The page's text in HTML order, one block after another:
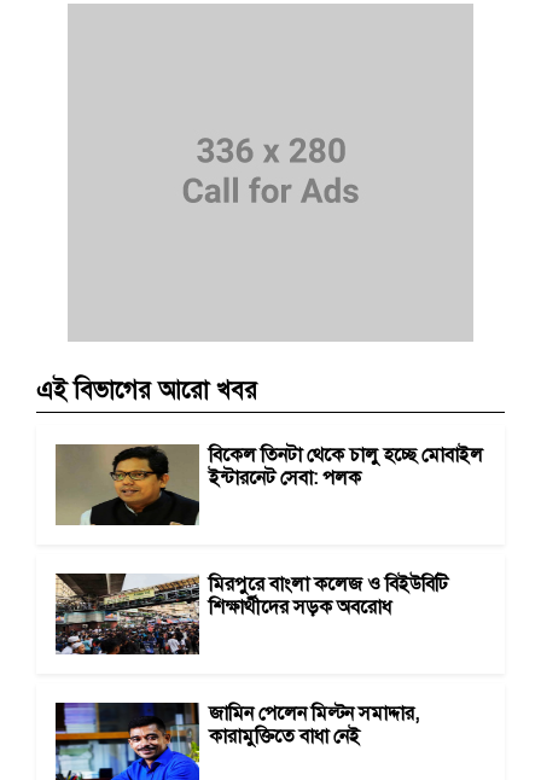
এই বিভাগের আরো খবর
বিকেল তিনটা থেকে চালু হচ্ছে মোবাইল
ইন্টারনেট সেবা: পলক
মিরপুরে বাংলা কলেজ ও বিইউবিটি
শিক্ষার্থীদের সড়ক অবরোধ
জামিন পেলেন মিল্টন সমাদ্দার,
কারামুক্তিতে বাধা নেই